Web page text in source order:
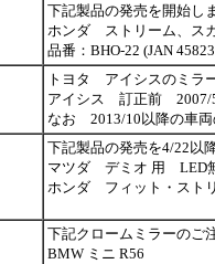
下記製品の発売を開始
ホンダ ストリーム、ス
品番：BHO-22 (JAN
トヨタ アイシスのミラ
アイシス 訂正前
なお 2013/10以降の車両
下記製品の発売を4/22
マツダ デミオ 用 LED
ホンダ フィット・スト
下記クロームミラーの
BMW ミニ R56